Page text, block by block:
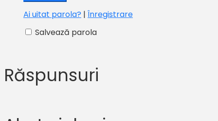
Ai uitat parola? | Înregistrare
Salvează parola
Răspunsuri